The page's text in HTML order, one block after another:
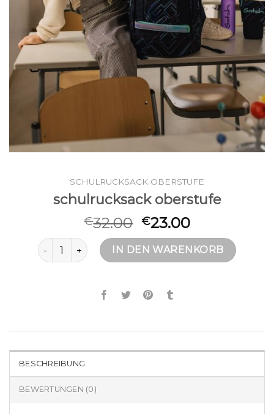
SCHULRUCKSACK OBERSTUFE
schulrucksack oberstufe
€32.00 €23.00
schulrucksack oberstufe Menge
IN DEN WARENKORB
BESCHREIBUNG
BEWERTUNGEN (0)